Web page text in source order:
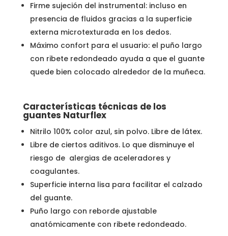
Firme sujeción del instrumental: incluso en
presencia de fluidos gracias a la superficie
externa microtexturada en los dedos.
Máximo confort para el usuario: el puño largo
con ribete redondeado ayuda a que el guante
quede bien colocado alrededor de la muñeca.
Características técnicas de los
guantes Naturflex
Nitrilo 100% color azul, sin polvo. Libre de látex.
Libre de ciertos aditivos. Lo que disminuye el
riesgo de alergias de aceleradores y
coagulantes.
Superficie interna lisa para facilitar el calzado
del guante.
Puño largo con reborde ajustable
anatómicamente con ribete redondeado.